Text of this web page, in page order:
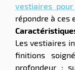
vestiaires
répondre à ces
Les vestiaires
finitions
profondeur :